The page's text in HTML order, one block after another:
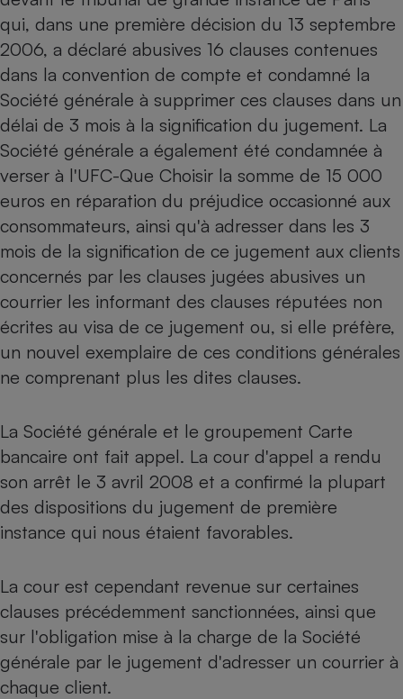
qui, dans une première décision du 13 septembre
2006, a déclaré abusives 16 clauses contenues
dans la convention de compte et condamné la
Société générale à supprimer ces clauses dans un
délai de 3 mois à la signification du jugement. La
Société générale a également été condamnée à
verser à l'UFC-Que Choisir la somme de 15 000
euros en réparation du préjudice occasionné aux
consommateurs, ainsi qu'à adresser dans les 3
mois de la signification de ce jugement aux clients
concernés par les clauses jugées abusives un
courrier les informant des clauses réputées non
écrites au visa de ce jugement ou, si elle préfère,
un nouvel exemplaire de ces conditions générales
ne comprenant plus les dites clauses.
La Société générale et le groupement Carte
bancaire ont fait appel. La cour d'appel a rendu
son arrêt le 3 avril 2008 et a confirmé la plupart
des dispositions du jugement de première
instance qui nous étaient favorables.
La cour est cependant revenue sur certaines
clauses précédemment sanctionnées, ainsi que
sur l'obligation mise à la charge de la Société
générale par le jugement d'adresser un courrier à
chaque client.